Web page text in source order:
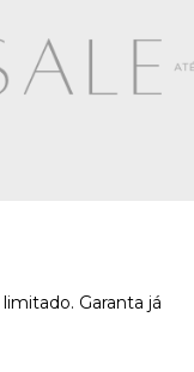
Garanta já